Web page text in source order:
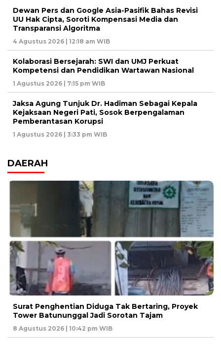
Dewan Pers dan Google Asia-Pasifik Bahas Revisi
UU Hak Cipta, Soroti Kompensasi Media dan
Transparansi Algoritma
4 Agustus 2026 | 12:18 am WIB
Kolaborasi Bersejarah: SWI dan UMJ Perkuat
Kompetensi dan Pendidikan Wartawan Nasional
1 Agustus 2026 | 7:15 pm WIB
Jaksa Agung Tunjuk Dr. Hadiman Sebagai Kepala
Kejaksaan Negeri Pati, Sosok Berpengalaman
Pemberantasan Korupsi
1 Agustus 2026 | 3:33 pm WIB
DAERAH
Surat Penghentian Diduga Tak Bertaring, Proyek
Tower Batununggal Jadi Sorotan Tajam
8 Agustus 2026 | 10:42 pm WIB